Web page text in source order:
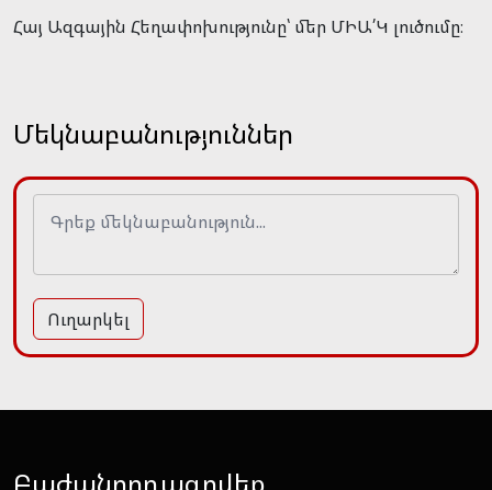
Հայ Ազգային Հեղափոխությունը՝ մեր ՄԻԱ՛Կ լուծումը։
Մեկնաբանություններ
Ուղարկել